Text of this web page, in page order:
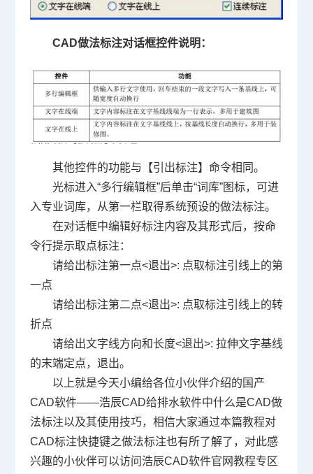
CAD做法标注对话框控件说明：
其他控件的功能与【引出标注】命令相同。
光标进入“多行编辑框”后单击“词库”图标，可进
入专业词库，从第一栏取得系统预设的做法标注。
在对话框中编辑好标注内容及其形式后，按命
令行提示取点标注：
请给出标注第一点<退出>: 点取标注引线上的第
一点
请给出标注第二点<退出>: 点取标注引线上的转
折点
请给出文字线方向和长度<退出>: 拉伸文字基线
的末端定点，退出。
以上就是今天小编给各位小伙伴介绍的 国产
CAD软件——浩辰CAD给排水软件中什么是CAD做
法标注以及其使用技巧，相信大家通过本篇教程对
CAD标注快捷键之做法标注也有所了解了，对此感
兴趣的小伙伴可以访问浩辰CAD软件官网教程专区